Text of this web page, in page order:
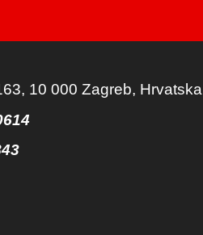
10 000 Zagreb, Hrvatska